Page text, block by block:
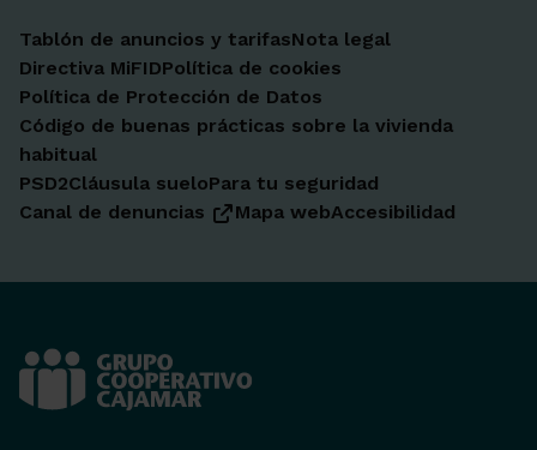
Tablón de anuncios y tarifasNota legal
Directiva MiFIDPolítica de cookies
Política de Protección de Datos
Código de buenas prácticas sobre la vivienda
habitual
PSD2Cláusula sueloPara tu seguridad
Canal de denuncias
Mapa webAccesibilidad